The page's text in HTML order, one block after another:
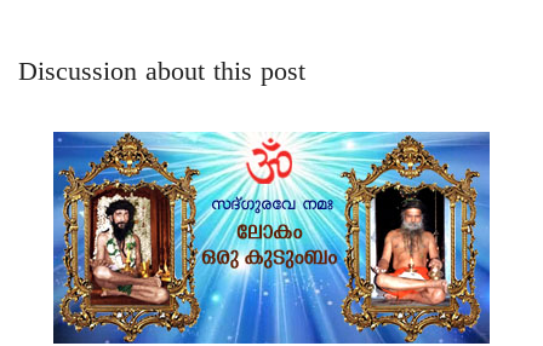
Discussion about this post